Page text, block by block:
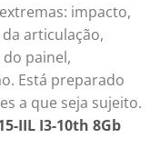
impacto,
articulação,
painel,
Está preparado
a que seja sujeito.
IIL I3-10th 8Gb